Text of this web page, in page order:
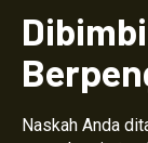
Naskah Anda